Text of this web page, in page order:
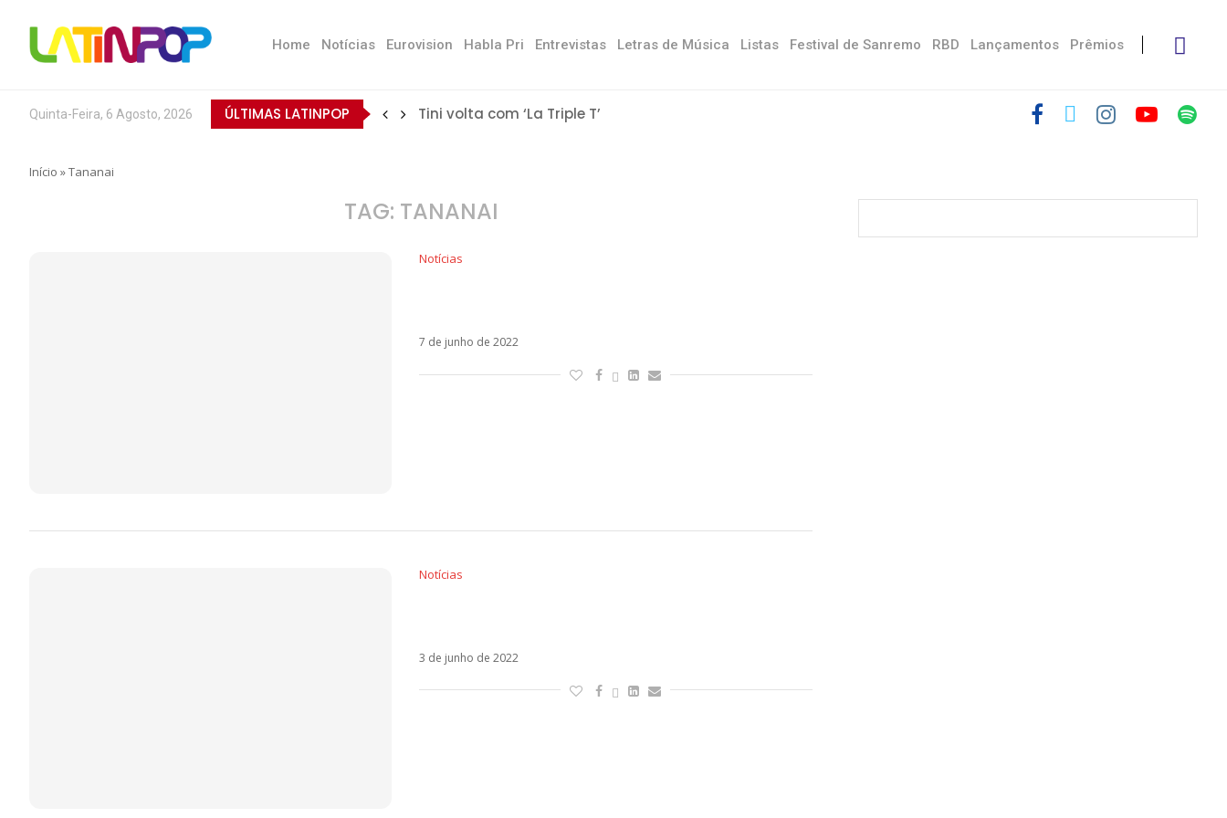
Home Notícias Eurovision Habla Pri Entrevistas Letras de Música Listas Festival de Sanremo RBD Lançamentos Prêmios
Quinta-Feira, 6 Agosto, 2026 ÚLTIMAS LATINPOP Tini volta com ‘La Triple T’
Início »Tananai
TAG: TANANAI
Notícias
7 de junho de 2022
Notícias
3 de junho de 2022